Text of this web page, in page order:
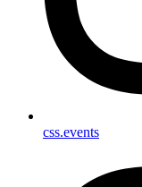
css.events